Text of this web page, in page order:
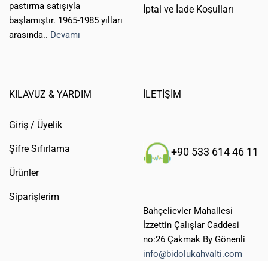
pastırma satışıyla
başlamıştır. 1965-1985 yılları
arasında.. Devamı
İptal ve İade Koşulları
KILAVUZ & YARDIM
Giriş / Üyelik
Şifre Sıfırlama
Ürünler
Siparişlerim
İLETİŞİM
+90 533 614 46 11
Bahçelievler Mahallesi
İzzettin Çalışlar Caddesi
no:26 Çakmak By Gönenli
info@bidolukahvalti.com